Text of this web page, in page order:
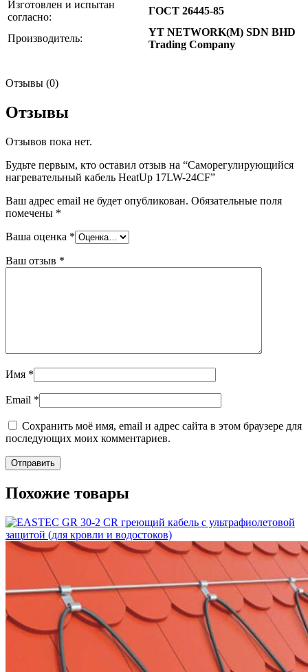
Изготовлен и испытан
согласно:
ГОСТ 26445-85
Производитель:
YT NETWORK(M) SDN BHD
Trading Company
Отзывы (0)
Отзывы
Отзывов пока нет.
Будьте первым, кто оставил отзыв на “Саморегулирующийся
нагревательный кабель HeatUp 17LW-24CF”
Ваш адрес email не будет опубликован. Обязательные поля
помечены *
Ваша оценка *
Ваш отзыв *
Имя *
Email *
Сохранить моё имя, email и адрес сайта в этом браузере для
последующих моих комментариев.
Похожие товары